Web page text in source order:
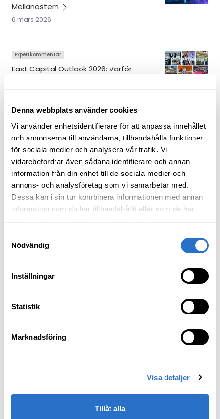
Denna webbplats använder cookies
Vi använder enhetsidentifierare för att anpassa innehållet
och annonserna till användarna, tillhandahålla funktioner
för sociala medier och analysera vår trafik. Vi
vidarebefordrar även sådana identifierare och annan
information från din enhet till de sociala medier och
annons- och analysföretag som vi samarbetar med.
Dessa kan i sin tur kombinera informationen med annan
information som du har tillhandahållit eller som de har
Nödvändig
Inställningar
Statistik
Marknadsföring
Visa detaljer
Tillåt alla
Mellanöstern
6 mars 2026
Expertkommentar
East Capital Outlook 2026: Varför
9 dec 2025
Expertkommentar
Är tillväxtmarknader tillbaka?
18 juni 2025
Expertkommentar
underskattas?
Outlook 2025 - Ännu ett år för aktiv
16 dec 2024
något grönt kvar i Vitahuset?